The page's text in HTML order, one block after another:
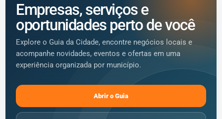
Empresas, serviços e
oportunidades perto de você
Explore o Guia da Cidade, encontre negócios locais e
acompanhe novidades, eventos e ofertas em uma
experiência organizada por município.
Abrir o Guia